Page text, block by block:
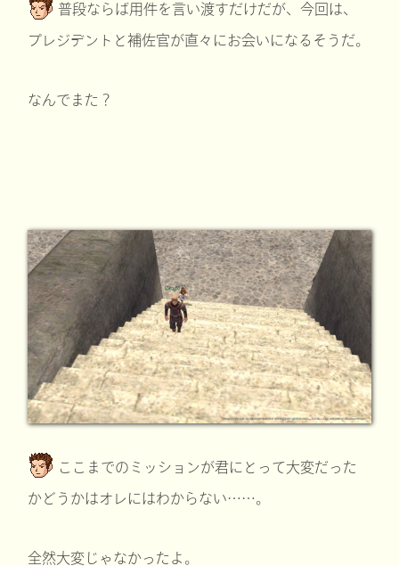
普段ならば用件を言い渡すだけだが、今回は、
プレジデントと補佐官が直々にお会いになるそうだ。
なんでまた？
ここまでのミッションが君にとって大変だった
かどうかはオレにはわからない……。
全然大変じゃなかったよ。